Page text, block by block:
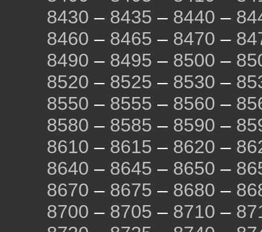
8430 – 8435 – 8440 –
8460 – 8465 – 8470 –
8490 – 8495 – 8500 –
8520 – 8525 – 8530 –
8550 – 8555 – 8560 –
8580 – 8585 – 8590 –
8610 – 8615 – 8620 –
8640 – 8645 – 8650 –
8670 – 8675 – 8680 –
8700 – 8705 – 8710 –